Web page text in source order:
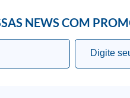
NEWS COM